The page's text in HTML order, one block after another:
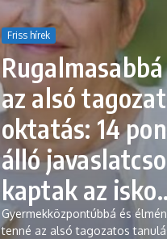
Friss hírek
az alsó
oktatás: 14
álló
kaptak az
Gyermekközpontúbbá és
tenné az alsó tagozatos